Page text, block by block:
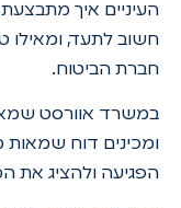
העיניים איך
חשוב לתעד, ומאילו
חברת הביטוח.
במשרד אוורסט
ומכינים דוח שמאות
הפגיעה ולהציג את